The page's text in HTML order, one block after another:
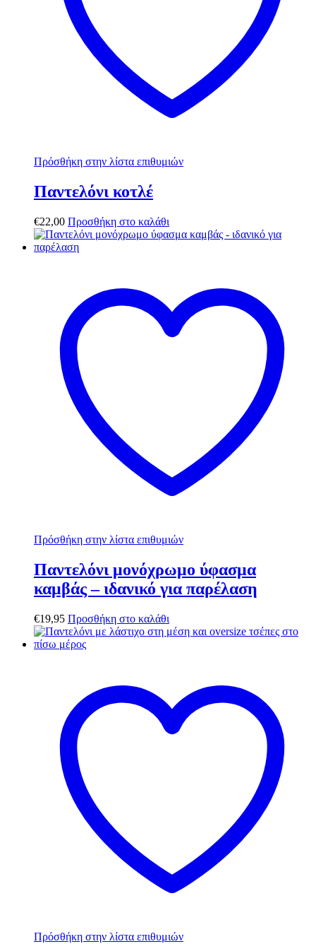
Πρόσθήκη στην λίστα επιθυμιών
Παντελόνι κοτλέ
€22,00 Προσθήκη στο καλάθι
Πρόσθήκη στην λίστα επιθυμιών
Παντελόνι μονόχρωμο ύφασμα
καμβάς – ιδανικό για παρέλαση
€19,95 Προσθήκη στο καλάθι
Πρόσθήκη στην λίστα επιθυμιών